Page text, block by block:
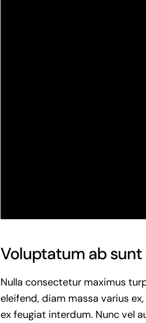
Voluptatum ab
Nulla consectetur maximus
eleifend, diam massa varius
ex feugiat interdum. Nunc vel